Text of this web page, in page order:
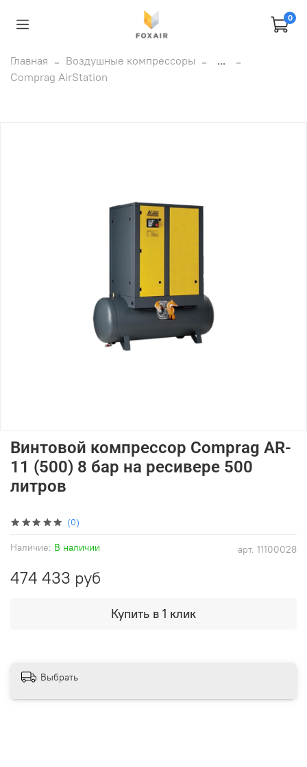
0
Главная Воздушные компрессоры
...
Comprag AirStation
(0)
арт. 11100028
Наличие: В наличии
Винтовой компрессор Comprag AR-
11 (500) 8 бар на ресивере 500
литров
474 433 руб
Купить в 1 клик
Выбрать